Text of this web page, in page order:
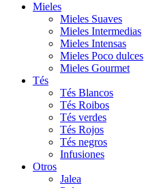
Mieles
Mieles Suaves
Mieles Intermedias
Mieles Intensas
Mieles Poco dulces
Mieles Gourmet
Tés
Tés Blancos
Tés Roibos
Tés verdes
Tés Rojos
Tés negros
Infusiones
Otros
Jalea